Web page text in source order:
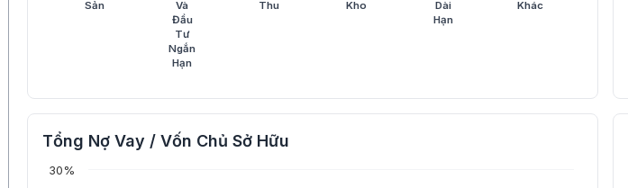
Sản
Và
Đầu
Tư
Ngắn
Hạn
Thu
Kho
Dài
Hạn
Khác
Tổng Nợ Vay / Vốn Chủ Sở Hữu
30%